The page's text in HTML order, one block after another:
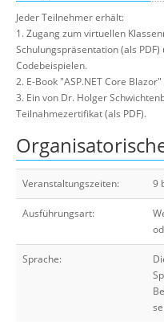
Jeder Teilnehmer erhält:
1. Zugang zum virtuellen
Schulungspräsentation (als
Codebeispielen.
2. E-Book "ASP.NET Core
3. Ein von Dr. Holger
Teilnahmezertifikat (als PDF).
Veranstaltungszeiten: 9
Ausführungsart:
Sprache: